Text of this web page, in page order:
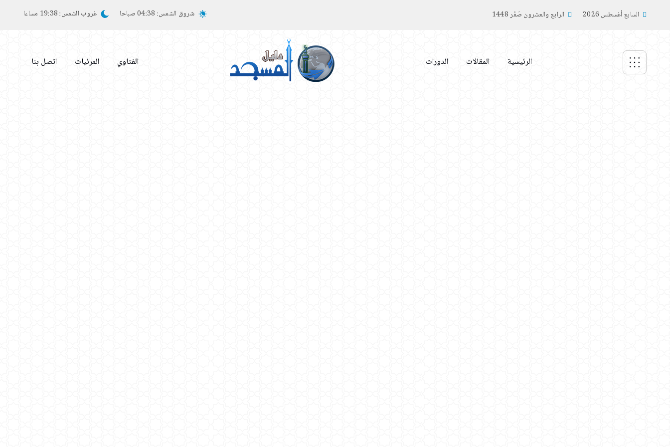
السابع أغسطس 2026 الرابع والعشرون صَفَر 1448 شروق الشمس: 04:38 صباحا غروب الشمس:19:38 مساءا
الرئيسية المقالات الدورات الفتاوي المرئيات اتصل بنا